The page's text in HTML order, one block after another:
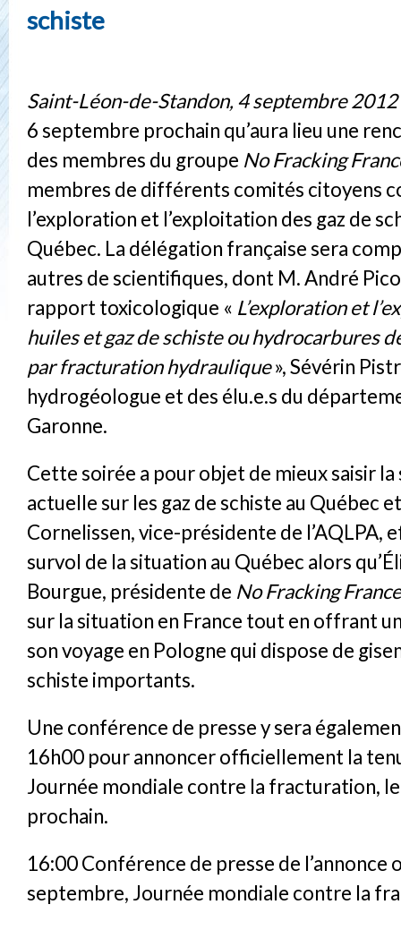
schiste
Saint-Léon-de-Standon, 4 septembre
6 septembre prochain qu’aura lieu une
des membres du groupe No Fracking
membres de différents comités citoyens
l’exploration et l’exploitation des gaz de
Québec. La délégation française sera
autres de scientifiques, dont M. André
rapport toxicologique « L’exploration et
huiles et gaz de schiste ou hydrocarbures
par fracturation hydraulique», Sévérin
hydrogéologue et des élu.e.s du
Garonne.
Cette soirée a pour objet de mieux saisir
actuelle sur les gaz de schiste au Québec
Cornelissen, vice-présidente de l’AQLPA,
survol de la situation au Québec alors
Bourgue, présidente de No Fracking France
sur la situation en France tout en offrant
son voyage en Pologne qui dispose de
schiste importants.
Une conférence de presse y sera
16h00 pour annoncer officiellement la
Journée mondiale contre la fracturation,
prochain.
16:00 Conférence de presse de l’annonce
septembre, Journée mondiale contre la